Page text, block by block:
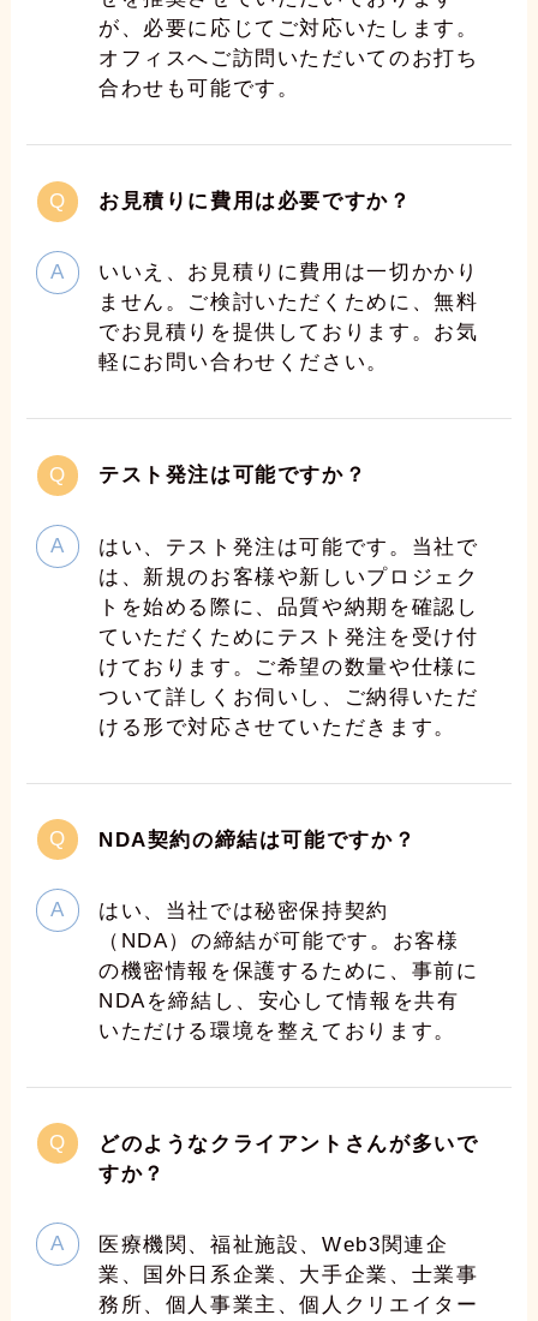
が、必要に応じてご対応いたします。
オフィスへご訪問いただいてのお打ち
合わせも可能です。
お見積りに費用は必要ですか？
いいえ、お見積りに費用は一切かかり
ません。ご検討いただくために、無料
でお見積りを提供しております。お気
軽にお問い合わせください。
テスト発注は可能ですか？
はい、テスト発注は可能です。当社で
は、新規のお客様や新しいプロジェク
トを始める際に、品質や納期を確認し
ていただくためにテスト発注を受け付
けております。ご希望の数量や仕様に
ついて詳しくお伺いし、ご納得いただ
ける形で対応させていただきます。
NDA契約の締結は可能ですか？
はい、当社では秘密保持契約
（NDA）の締結が可能です。お客様
の機密情報を保護するために、事前に
NDAを締結し、安心して情報を共有
いただける環境を整えております。
どのようなクライアントさんが多いで
すか？
医療機関、福祉施設、Web3関連企
業、国外日系企業、大手企業、士業事
務所、個人事業主、個人クリエイター